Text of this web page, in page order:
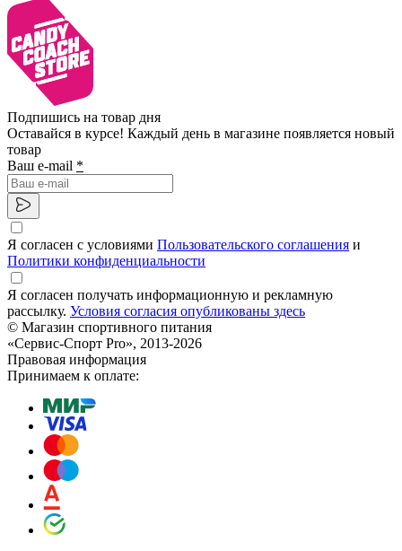
Подпишись на товар дня
Оставайся в курсе! Каждый день в магазине появляется новый
товар
Ваш e-mail *
Я согласен с условиями Пользовательского соглашения и
Политики конфиденциальности
Я согласен получать информационную и рекламную
рассылку. Условия согласия опубликованы здесь
© Магазин спортивного питания
«Сервис-Спорт Pro», 2013-2026
Правовая информация
Принимаем к оплате: